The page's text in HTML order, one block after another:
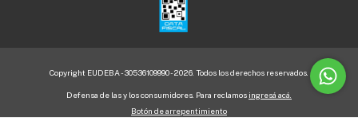
Copyright EUDEBA - 30536109990 - 2026. Todos los derechos reservados.
Defensa de las y los consumidores. Para reclamos ingresá acá.
Botón de arrepentimiento